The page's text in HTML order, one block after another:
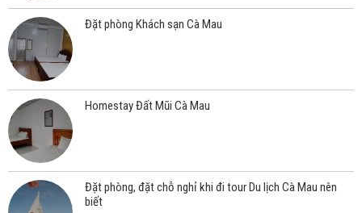
Đặt phòng Khách sạn Cà Mau
Homestay Đất Mũi Cà Mau
Đặt phòng, đặt chỗ nghỉ khi đi tour Du lịch Cà Mau nên
biết